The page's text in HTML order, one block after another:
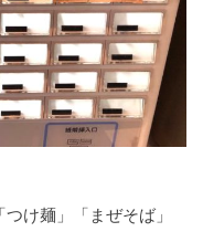
け麺」「まぜそば」